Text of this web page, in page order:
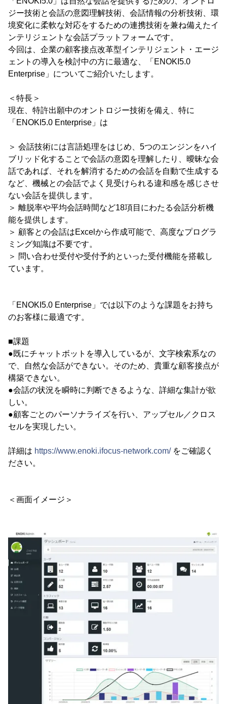
ジー技術と会話の意図理解技術、会話情報の分析技術、環
境変化に柔軟な対応をするための連携技術を兼ね備えたイ
ンテリジェントな会話プラットフォームです。
今回は、企業の顧客接点改革型インテリジェント・エージ
ェントの導入を検討中の方に最適な、「ENOKI5.0
Enterprise」についてご紹介いたします。
＜特長＞
現在、特許出願中のオントロジー技術を備え、特に
「ENOKI5.0 Enterprise」は
＞ 会話技術には言語処理をはじめ、5つのエンジンをハイ
ブリッド化することで会話の意図を理解したり、曖昧な会
話であれば、それを解消するための会話を自動で生成する
など、機械との会話でよく見受けられる違和感を感じさせ
ない会話を提供します。
＞ 離脱率や平均会話時間など18項目にわたる会話分析機
能を提供します。
＞ 顧客との会話はExcelから作成可能で、高度なプログラ
ミング知識は不要です。
＞ 問い合わせ受付や受付予約といった受付機能を搭載し
ています。
「ENOKI5.0 Enterprise」では以下のような課題をお持ち
のお客様に最適です。
■課題
●既にチャットボットを導入しているが、文字検索系なの
で、自然な会話ができない。そのため、貴重な顧客接点が
構築できない。
●会話の状況を瞬時に判断できるような、詳細な集計が欲
しい。
●顧客ごとのパーソナライズを行い、アップセル／クロス
セルを実現したい。
詳細は https://www.enoki.ifocus-network.com/をご確認く
ださい。
＜画面イメージ＞